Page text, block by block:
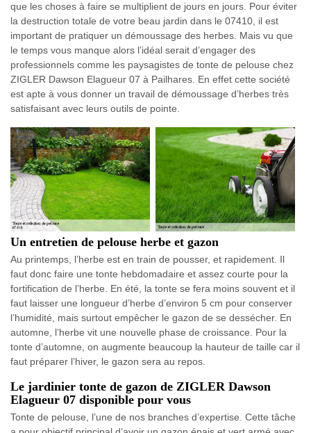
que les choses à faire se multiplient de jours en jours. Pour éviter
la destruction totale de votre beau jardin dans le 07410, il est
important de pratiquer un démoussage des herbes. Mais vu que
le temps vous manque alors l’idéal serait d’engager des
professionnels comme les paysagistes de tonte de pelouse chez
ZIGLER Dawson Elagueur 07 à Pailhares. En effet cette société
est apte à vous donner un travail de démoussage d’herbes très
satisfaisant avec leurs outils de pointe.
Un entretien de pelouse herbe et gazon
Au printemps, l’herbe est en train de pousser, et rapidement. Il
faut donc faire une tonte hebdomadaire et assez courte pour la
fortification de l’herbe. En été, la tonte se fera moins souvent et il
faut laisser une longueur d’herbe d’environ 5 cm pour conserver
l’humidité, mais surtout empêcher le gazon de se dessécher. En
automne, l’herbe vit une nouvelle phase de croissance. Pour la
tonte d’automne, on augmente beaucoup la hauteur de taille car il
faut préparer l’hiver, le gazon sera au repos.
Le jardinier tonte de gazon de ZIGLER Dawson
Elagueur 07 disponible pour vous
Tonte de pelouse, l’une de nos branches d’expertise. Cette tâche